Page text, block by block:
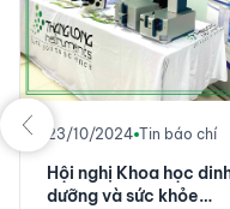
23/10/2024 Tin báo chí
Hội nghị Khoa học
dưỡng và sức khỏe